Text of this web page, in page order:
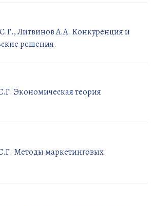
Литвинов А.А. Конкуренция и
решения.
Экономическая теория
Методы маркетинговых